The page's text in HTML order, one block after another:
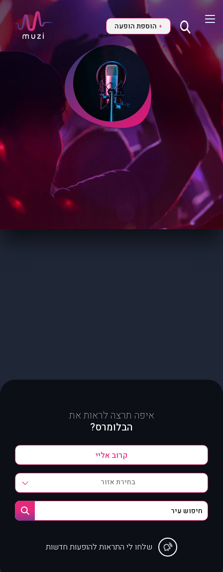
+ הוספת הופעה
איפה תרצה לראות את
הבלומרס?
בחירת אזור
שלחו לי התראות להופעות חדשות